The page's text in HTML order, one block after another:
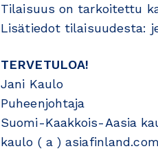
Tilaisuus on tarkoitettu
Lisätiedot tilaisuudesta:
TERVETULOA!
Jani Kaulo
Puheenjohtaja
Suomi-Kaakkois-Aasia
kaulo ( a ) asiafinland.com